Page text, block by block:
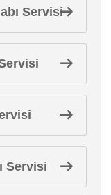
Servisi
Servisi